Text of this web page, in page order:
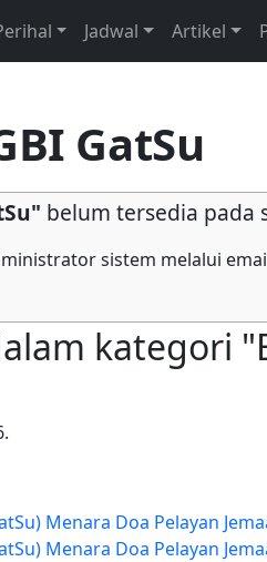
Jadwal Artikel
GatSu
belum tersedia pada
sistem melalui
kategori
Menara Doa Pelayan
Menara Doa Pelayan